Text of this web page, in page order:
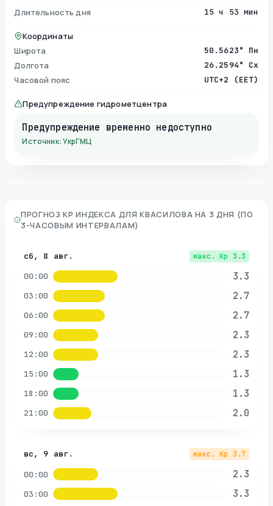
Длительность дня 15 ч 53 мин
Координаты
Широта
50.5623° Пн
Долгота 26.2594° Сх
Часовой пояс UTC+2 (EET)
Предупреждение гидрометцентра
Предупреждение временно недоступно
Источник: УкрГМЦ
ПРОГНОЗ KP ИНДЕКСА ДЛЯ КВАСИЛОВА НА 3 ДНЯ (ПО
3-ЧАСОВЫМ ИНТЕРВАЛАМ)
сб, 8 авг. макс. Kp 3.3
00:00 3.3
03:00 2.7
06:00 2.7
09:00 2.3
12:00 2.3
15:00 1.3
18:00 1.3
21:00 2.0
вс, 9 авг. макс. Kp 3.7
00:00 2.3
03:00 3.3